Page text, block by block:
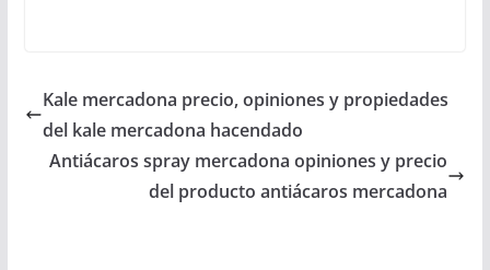
Kale mercadona precio, opiniones y propiedades
del kale mercadona hacendado
Antiácaros spray mercadona opiniones y precio
del producto antiácaros mercadona